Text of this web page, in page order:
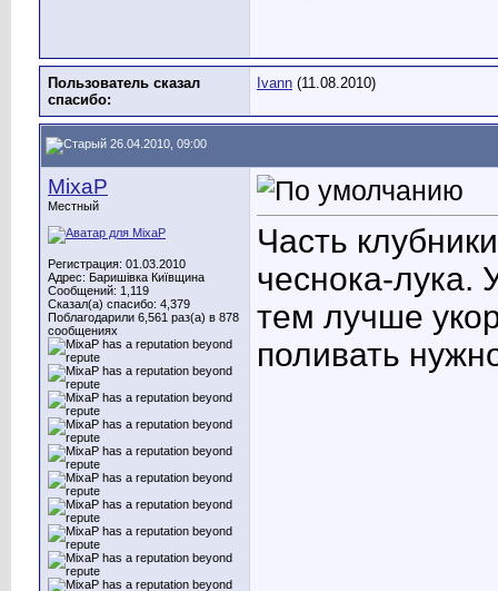
Пользователь сказал
cпасибо:
Ivann (11.08.2010)
26.04.2010, 09:00
MixaP
Местный
Регистрация: 01.03.2010
Адрес: Баришівка Київщина
Сообщений: 1,119
Сказал(а) спасибо: 4,379
Поблагодарили 6,561 раз(а) в 878
сообщениях
Часть
чеснока-лука.
тем лучше
поливать